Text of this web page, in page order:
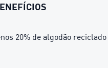
20% de algodão reciclado